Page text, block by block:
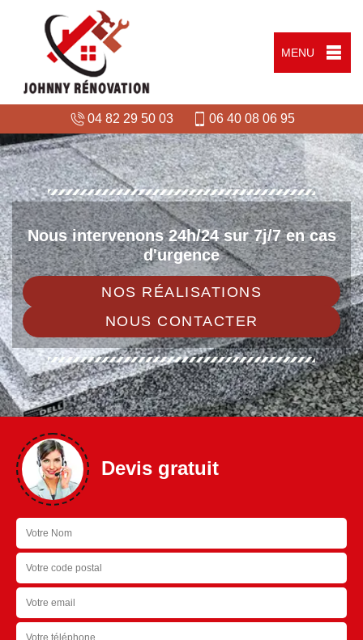
MENU
04 82 29 50 03 06 40 08 06 95
Nous intervenons 24h/24 sur 7j/7 en cas
d'urgence
NOS RÉALISATIONS
NOUS CONTACTER
Devis gratuit